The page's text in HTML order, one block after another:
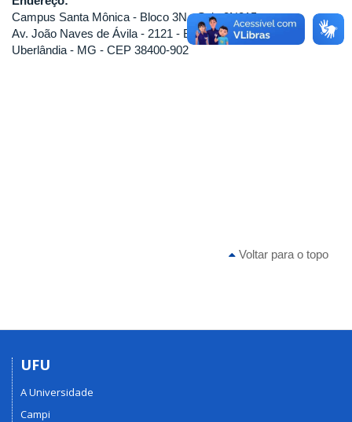
Campus Santa Mônica - Bloco 3N - Sala 3N215
Av. João Naves de Ávila - 2121 - Bairro Santa Mônica
Uberlândia - MG - CEP 38400-902
Voltar para o topo
UFU
A Universidade
Campi